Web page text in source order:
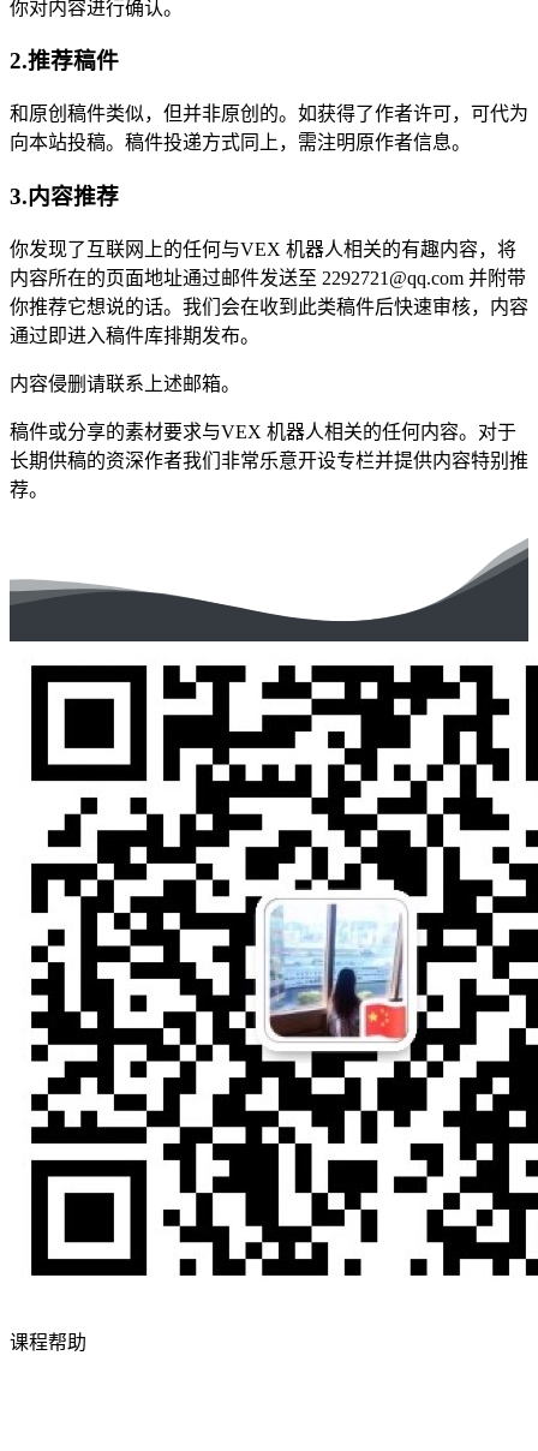
你对内容进行确认。
2.推荐稿件
和原创稿件类似，但并非原创的。如获得了作者许可，可代为
向本站投稿。稿件投递方式同上，需注明原作者信息。
3.内容推荐
你发现了互联网上的任何与VEX 机器人相关的有趣内容，将
内容所在的页面地址通过邮件发送至 2292721@qq.com 并附带
你推荐它想说的话。我们会在收到此类稿件后快速审核，内容
通过即进入稿件库排期发布。
内容侵删请联系上述邮箱。
稿件或分享的素材要求与VEX 机器人相关的任何内容。对于
长期供稿的资深作者我们非常乐意开设专栏并提供内容特别推
荐。
课程帮助